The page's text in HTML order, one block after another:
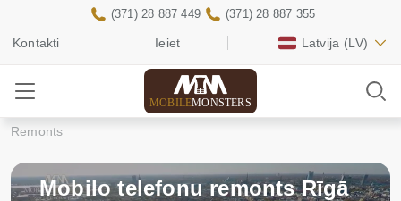
Kontakti Ieiet Latvija (LV)
(371) 28 887 449 (371) 28 887 355
MOBILEMONSTERS
Remonts
Mobilo telefonu remonts Rīgā